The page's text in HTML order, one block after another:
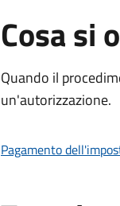
Cosa si
Quando il
un'autorizzazione.
Pagamento